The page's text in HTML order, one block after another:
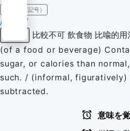
IPA（発音記号）
/ˈdaɪət/
比較不可 飲食物 比喩的用
(of a food or beverage)
sugar, or calories than
such. / (informal,
subtracted.
意味を